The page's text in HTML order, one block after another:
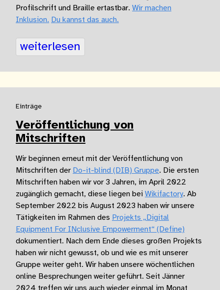
Profilschrift und Braille ertastbar. Wir machen
Inklusion. Du kannst das auch.
weiterlesen
Einträge
Veröffentlichung von
Mitschriften
Wir beginnen erneut mit der Veröffentlichung von
Mitschriften der Do-it-blind (DIB) Gruppe. Die ersten
Mitschriften haben wir vor 3 Jahren, im April 2022
zugänglich gemacht, diese liegen bei Wikifactory. Ab
September 2022 bis August 2023 haben wir unsere
Tätigkeiten im Rahmen des Projekts „Digital
Equipment For INclusive Empowerment“ (Define)
dokumentiert. Nach dem Ende dieses großen Projekts
haben wir nicht gewusst, ob und wie es mit unserer
Gruppe weiter geht. Wir haben unsere wöchentlichen
online Besprechungen weiter geführt. Seit Jänner